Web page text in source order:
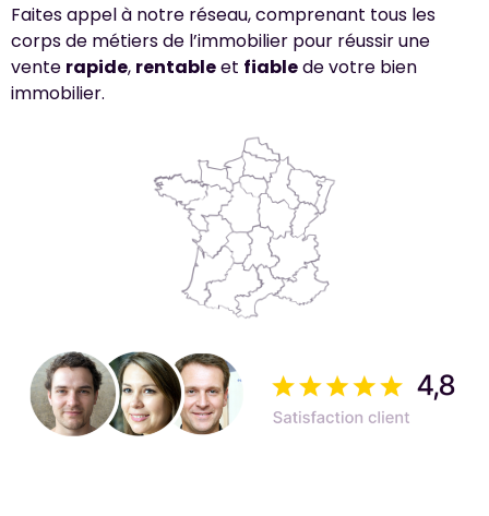
Faites appel à notre réseau, comprenant tous les
corps de métiers de l’immobilier pour réussir une
vente rapide, rentableet fiablede votre bien
immobilier.